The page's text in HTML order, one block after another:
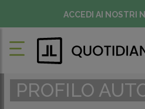
ACCEDI AI NOSTRI
PROFILO